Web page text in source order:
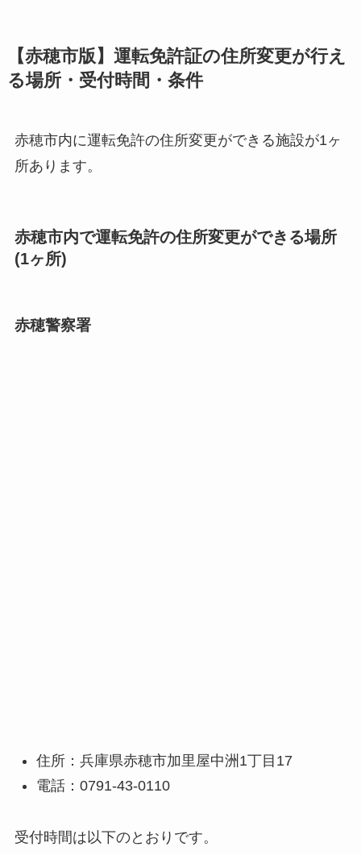
【赤穂市版】運転免許証の住所変更が行え
る場所・受付時間・条件
赤穂市内に運転免許の住所変更ができる施設が1ヶ
所あります。
赤穂市内で運転免許の住所変更ができる場所
(1ヶ所)
赤穂警察署
住所：兵庫県赤穂市加里屋中洲1丁目17
電話：0791-43-0110
受付時間は以下のとおりです。